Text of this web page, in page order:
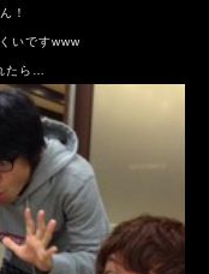
！
いですwww
たら…